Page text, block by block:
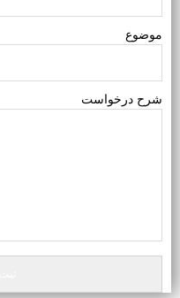
درخواست